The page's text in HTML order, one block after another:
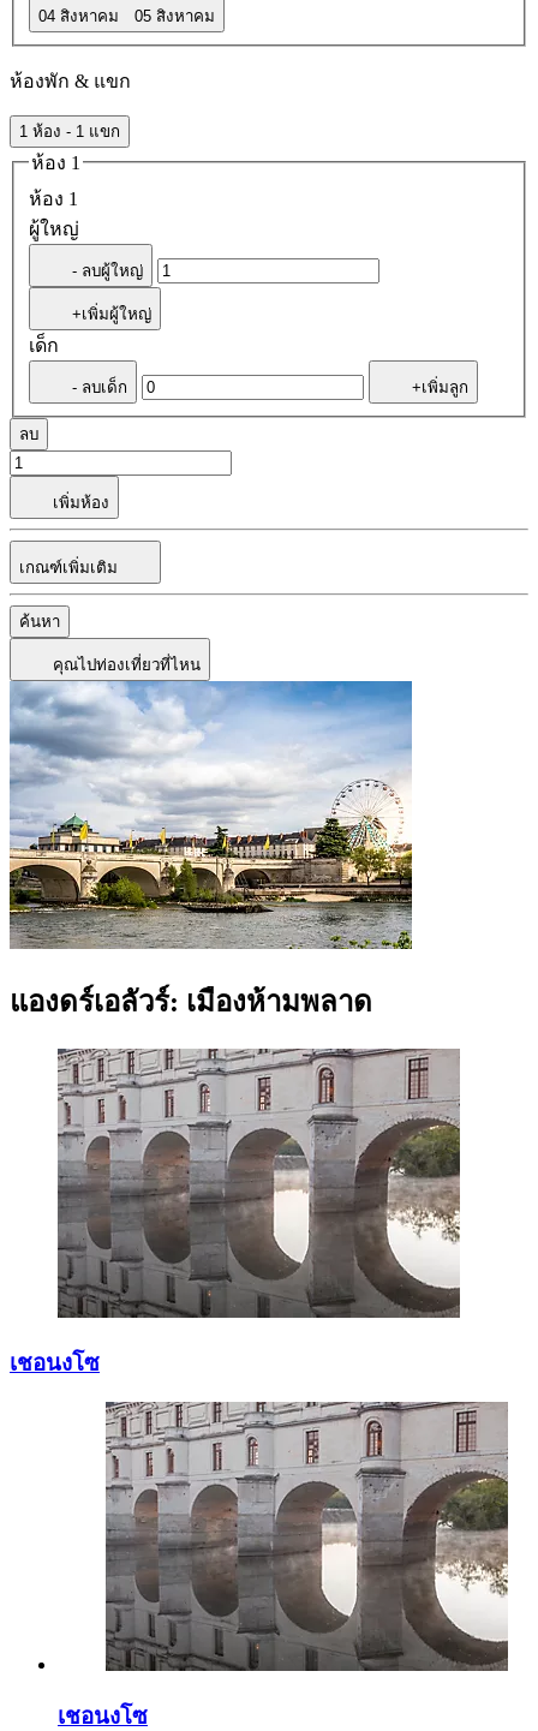
04 สิงหาคม 05 สิงหาคม
ห้องพัก & แขก
1 ห้อง - 1 แขก
ห้อง 1
ห้อง 1
ผู้ใหญ่
- ลบผู้ใหญ่
+เพิ่มผู้ใหญ่
เด็ก
- ลบเด็ก +เพิ่มลูก
ลบ
เพิ่มห้อง
เกณฑ์เพิ่มเติม
ค้นหา
คุณไปท่องเที่ยวที่ไหน
แองดร์เอลัวร์: เมืองห้ามพลาด
เชอนงโซ
เชอนงโซ